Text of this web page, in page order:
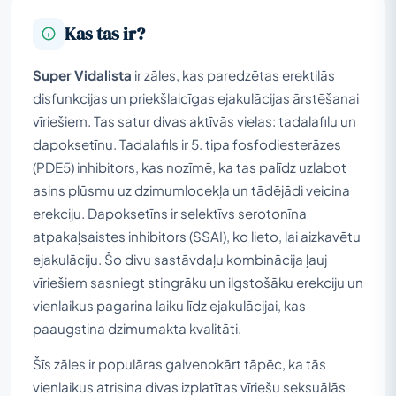
Kas tas ir?
Super Vidalista ir zāles, kas paredzētas erektilās
disfunkcijas un priekšlaicīgas ejakulācijas ārstēšanai
vīriešiem. Tas satur divas aktīvās vielas: tadalafilu un
dapoksetīnu. Tadalafils ir 5. tipa fosfodiesterāzes
(PDE5) inhibitors, kas nozīmē, ka tas palīdz uzlabot
asins plūsmu uz dzimumlocekļa un tādējādi veicina
erekciju. Dapoksetīns ir selektīvs serotonīna
atpakaļsaistes inhibitors (SSAI), ko lieto, lai aizkavētu
ejakulāciju. Šo divu sastāvdaļu kombinācija ļauj
vīriešiem sasniegt stingrāku un ilgstošāku erekciju un
vienlaikus pagarina laiku līdz ejakulācijai, kas
paaugstina dzimumakta kvalitāti.
Šīs zāles ir populāras galvenokārt tāpēc, ka tās
vienlaikus atrisina divas izplatītas vīriešu seksuālās